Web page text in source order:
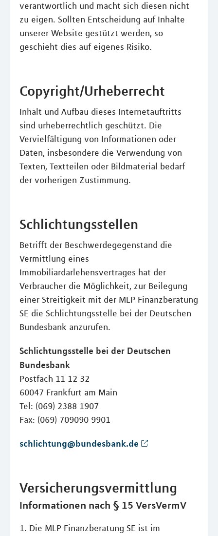
verantwortlich und macht sich diesen nicht
zu eigen. Sollten Entscheidung auf Inhalte
unserer Website gestützt werden, so
geschieht dies auf eigenes Risiko.
Copyright/Urheberrecht
Inhalt und Aufbau dieses Internetauftritts
sind urheberrechtlich geschützt. Die
Vervielfältigung von Informationen oder
Daten, insbesondere die Verwendung von
Texten, Textteilen oder Bildmaterial bedarf
der vorherigen Zustimmung.
Schlichtungsstellen
Betrifft der Beschwerdegegenstand die
Vermittlung eines
Immobiliardarlehensvertrages hat der
Verbraucher die Möglichkeit, zur Beilegung
einer Streitigkeit mit der MLP Finanzberatung
SE die Schlichtungsstelle bei der Deutschen
Bundesbank anzurufen.
Schlichtungsstelle bei der Deutschen
Bundesbank
Postfach 11 12 32
60047 Frankfurt am Main
Tel: (069) 2388 1907
Fax: (069) 709090 9901
schlichtung@bundesbank.de
Versicherungsvermittlung
Informationen nach § 15 VersVermV
1. Die MLP Finanzberatung SE ist im